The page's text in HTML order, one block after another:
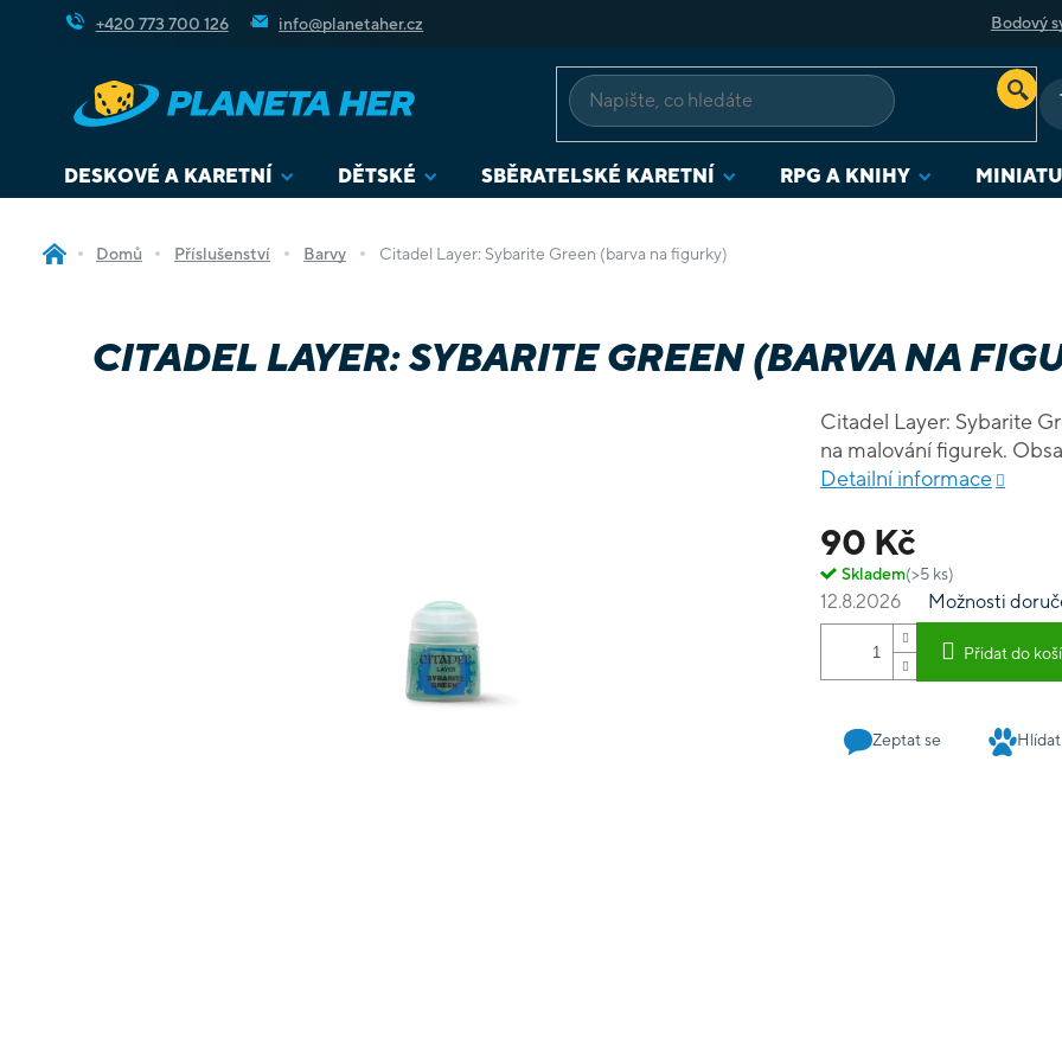
+420 773 700 126 info@planetaher.cz Bodový
DESKOVÉ A KARETNÍ DĚTSKÉ SBĚRATELSKÉ KARETNÍ RPG A KNIHY
Domů Příslušenství Barvy Citadel Layer: Sybarite Green (barva na figurky)
CITADEL LAYER: SYBARITE GREEN (BARVA NA
90 Kč
Skladem(>5 ks)
12.8.2026 Možnosti
Přidat do
Citadel Layer: Sybarite
na
Detailní informace
Zeptat se Hlídat